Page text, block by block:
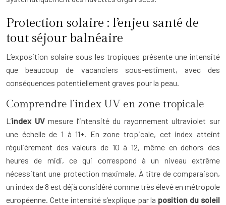
Protection solaire : l’enjeu santé de
tout séjour balnéaire
L’exposition solaire sous les tropiques présente une intensité
que beaucoup de vacanciers sous-estiment, avec des
conséquences potentiellement graves pour la peau.
Comprendre l’index UV en zone tropicale
L’index UVmesure l’intensité du rayonnement ultraviolet sur
une échelle de 1 à 11+. En zone tropicale, cet index atteint
régulièrement des valeurs de 10 à 12, même en dehors des
heures de midi, ce qui correspond à un niveau extrême
nécessitant une protection maximale. À titre de comparaison,
un index de 8 est déjà considéré comme très élevé en métropole
européenne. Cette intensité s’explique par la position du soleil